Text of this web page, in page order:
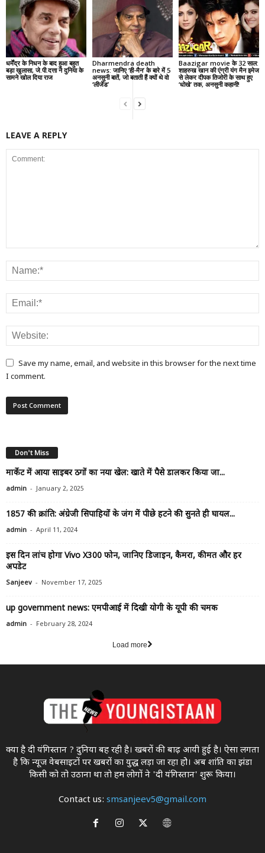
धर्मेंद्र के निधन के बाद हुआ बहुत
बड़ा खुलासा, जे.पी.दत्ता ने दुनिया के
सामने खोल दिया राज
Dharmendra death
news: जानिए ‘ही-मैन’ के बारे में 5
अनसुनी बातें, जो बताती हैं क्यों थे वो
‘लीजेंड’
Baazigar movie के 32 साल:
शाहरुख खान की एंग्री यंग मैन इमेज
से लेकर दीपक तिजोरी के साथ हुए
‘धोखे’ तक, अनसुनी कहानी!
LEAVE A REPLY
Save my name, email, and website in this browser for the next time
I comment.
Don't Miss
मार्केट में आया साइबर ठगों का नया खेल: खाते में पैसे डालकर किया जा...
admin - January 2, 2025
1857 की क्रांति: अंग्रेजी सिपाहियों के जंग में पीछे हटने की सुनते ही घायल...
admin - April 11, 2024
इस दिन लांच होगा Vivo X300 फोन, जानिए डिजाइन, कैमरा, कीमत और हर
अपडेट
Sanjeev - November 17, 2025
up government news: एमपीआई में दिखी योगी के यूपी की चमक
admin - February 28, 2024
Load more
क्या है दी यंगिस्तान ? दुनिया बह रही है। खबरों की बाढ़ आयी हुई है। ऐसा लगता
है कि न्यूज वेबसाइटों पर खबरों का युद्ध लड़ा जा रहा होे। अब शांति का झंडा
किसी को तो उठाना था ताे हम लोगों ने 'दी यंगिस्तान' शुरू किया।
Contact us: smsanjeev5@gmail.com